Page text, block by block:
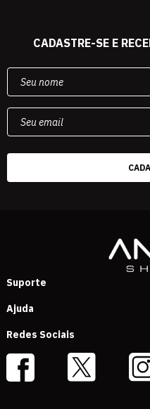
CADASTRE-SE E
Suporte
Ajuda
Redes Sociais